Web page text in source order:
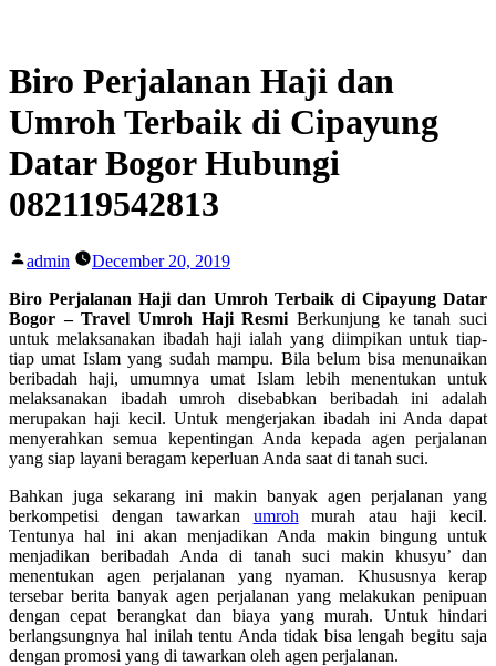
content
Biro Perjalanan Haji dan
Umroh Terbaik di Cipayung
Datar Bogor Hubungi
082119542813
Posted
admin
December 20, 2019
Biro Perjalanan Haji dan Umroh Terbaik di Cipayung Datar
Bogor – Travel Umroh Haji Resmi Berkunjung ke tanah suci
untuk melaksanakan ibadah haji ialah yang diimpikan untuk tiap-
tiap umat Islam yang sudah mampu. Bila belum bisa menunaikan
beribadah haji, umumnya umat Islam lebih menentukan untuk
melaksanakan ibadah umroh disebabkan beribadah ini adalah
merupakan haji kecil. Untuk mengerjakan ibadah ini Anda dapat
menyerahkan semua kepentingan Anda kepada agen perjalanan
yang siap layani beragam keperluan Anda saat di tanah suci.
Bahkan juga sekarang ini makin banyak agen perjalanan yang
berkompetisi dengan tawarkan umroh murah atau haji kecil.
Tentunya hal ini akan menjadikan Anda makin bingung untuk
menjadikan beribadah Anda di tanah suci makin khusyu’ dan
menentukan agen perjalanan yang nyaman. Khususnya kerap
tersebar berita banyak agen perjalanan yang melakukan penipuan
dengan cepat berangkat dan biaya yang murah. Untuk hindari
berlangsungnya hal inilah tentu Anda tidak bisa lengah begitu saja
dengan promosi yang di tawarkan oleh agen perjalanan.